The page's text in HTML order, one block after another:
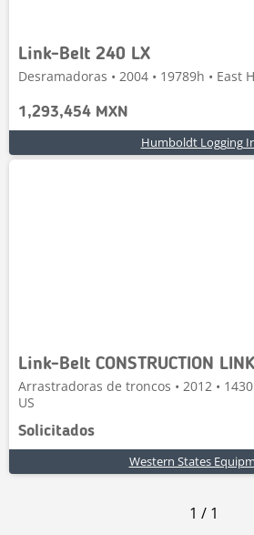
Link-Belt 240 LX
Desramadoras • 2004 • 19789h • East
1,293,454 MXN
Humboldt Logging
Link-Belt CONSTRUCTION
Arrastradoras de troncos • 2012 •
US
Solicitados
Western States
1 / 1